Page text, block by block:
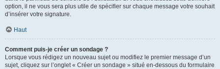
option, il ne vous sera plus utile de spécifier sur chaque message votre souhait
d’insérer votre signature.
Haut
Comment puis-je créer un sondage ?
Lorsque vous rédigez un nouveau sujet ou modifiez le premier message d’un
sujet, cliquez sur l’onglet « Créer un sondage » situé en-dessous du formulaire